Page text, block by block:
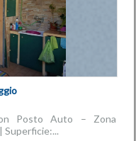
Posto Auto – Zona
Superficie:...